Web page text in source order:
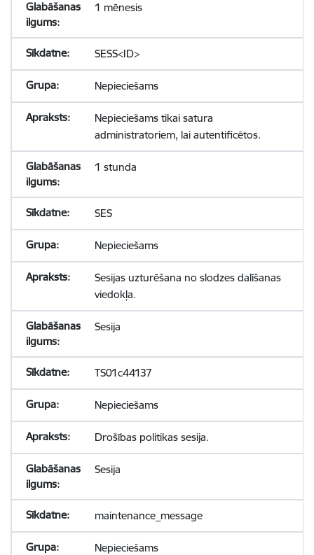
1 mēnesis
SESS<ID>
Nepieciešams
Nepieciešams tikai satura
administratoriem, lai autentificētos.
1 stunda
SES
Nepieciešams
Sesijas uzturēšana no slodzes dalīšanas
viedokļa.
Sesija
TS01c44137
Nepieciešams
Drošības politikas sesija.
Sesija
maintenance_message
Nepieciešams